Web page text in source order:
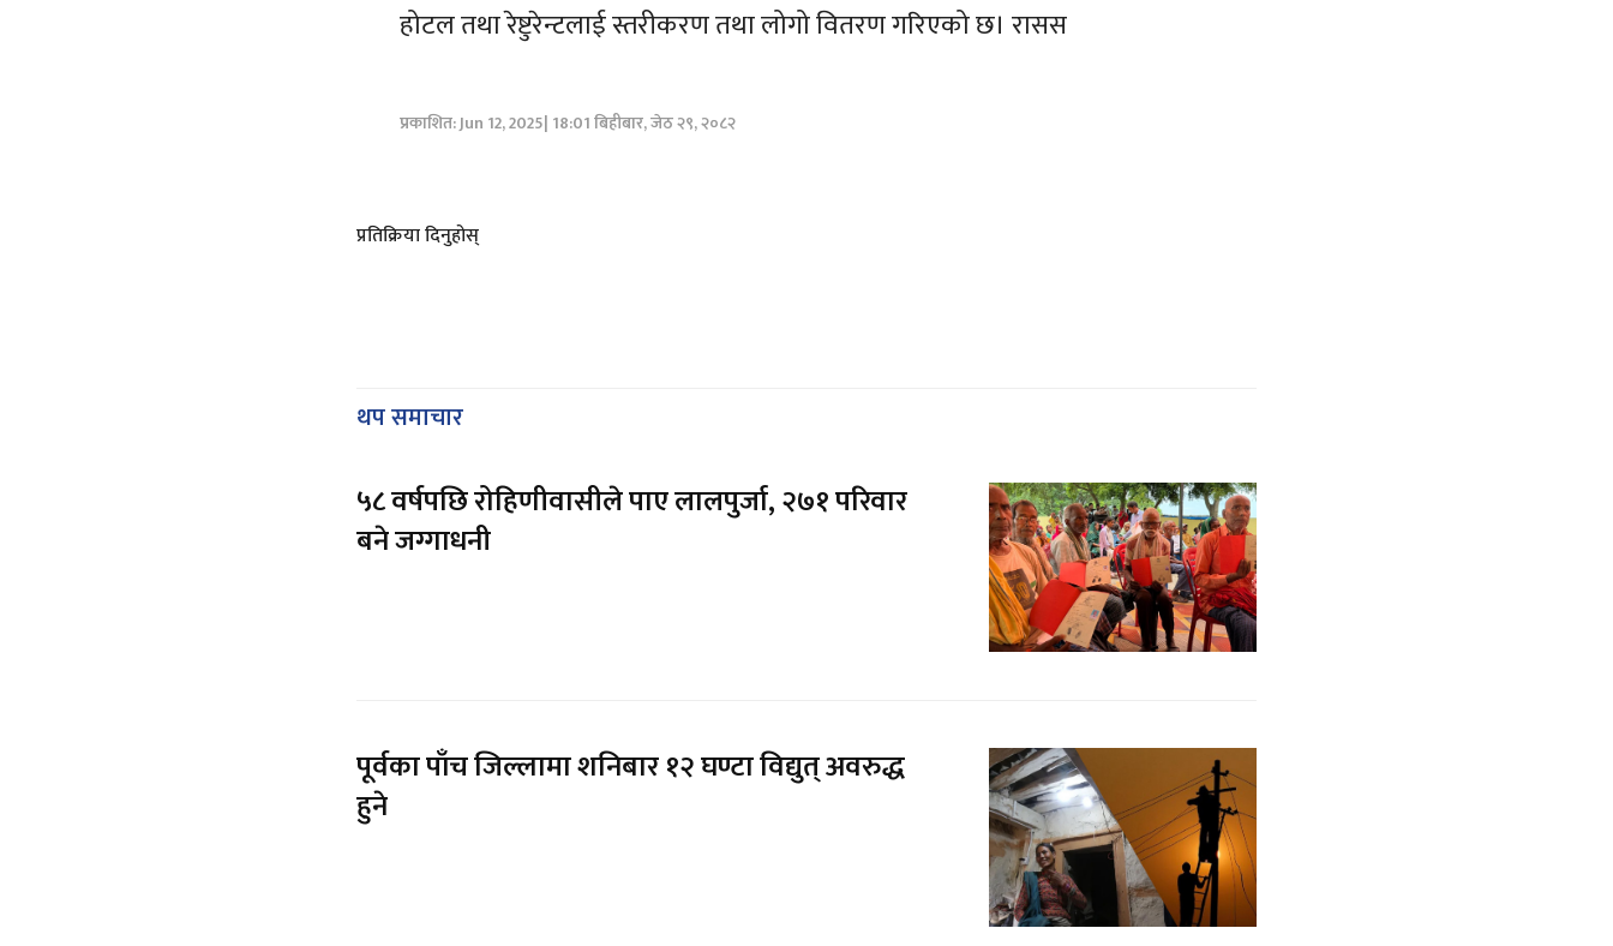
होटल तथा रेष्टुरेन्टलाई स्तरीकरण तथा लोगो वितरण गरिएको छ। रासस
प्रकाशित: Jun 12, 2025| 18:01 बिहीबार, जेठ २९, २०८२
प्रतिक्रिया दिनुहोस्
थप समाचार
५८ वर्षपछि रोहिणीवासीले पाए लालपुर्जा, २७१ परिवार
बने जग्गाधनी
पूर्वका पाँच जिल्लामा शनिबार १२ घण्टा विद्युत् अवरुद्ध
हुने